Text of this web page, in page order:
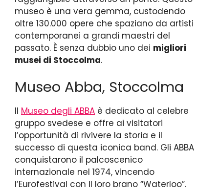
museo è una vera gemma, custodendo
oltre 130.000 opere che spaziano da artisti
contemporanei a grandi maestri del
passato. È senza dubbio uno dei migliori
musei di Stoccolma.
Museo Abba, Stoccolma
Il Museo degli ABBA è dedicato al celebre
gruppo svedese e offre ai visitatori
l’opportunità di rivivere la storia e il
successo di questa iconica band. Gli ABBA
conquistarono il palcoscenico
internazionale nel 1974, vincendo
l’Eurofestival con il loro brano “Waterloo”.